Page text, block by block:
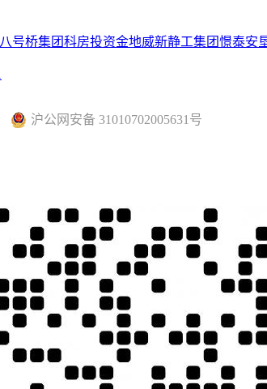
八号桥集团科房投资金地威新静工集团憬泰安
沪公网安备 31010702005631号